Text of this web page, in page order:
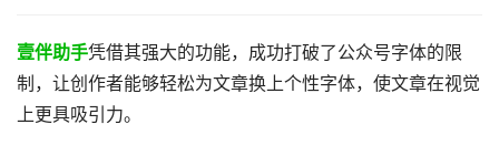
壹伴助手凭借其强大的功能，成功打破了公众号字体的限
制，让创作者能够轻松为文章换上个性字体，使文章在视觉
上更具吸引力。